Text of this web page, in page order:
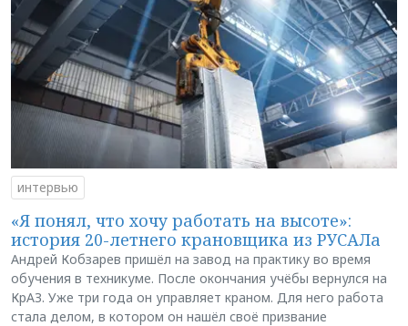
интервью
«Я понял, что хочу работать на высоте»:
история 20-летнего крановщика из РУСАЛа
Андрей Кобзарев пришёл на завод на практику во время
обучения в техникуме. После окончания учёбы вернулся на
КрАЗ. Уже три года он управляет краном. Для него работа
стала делом, в котором он нашёл своё призвание